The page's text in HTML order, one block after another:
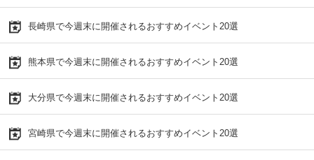
長崎県で今週末に開催されるおすすめイベント20選
熊本県で今週末に開催されるおすすめイベント20選
大分県で今週末に開催されるおすすめイベント20選
宮崎県で今週末に開催されるおすすめイベント20選